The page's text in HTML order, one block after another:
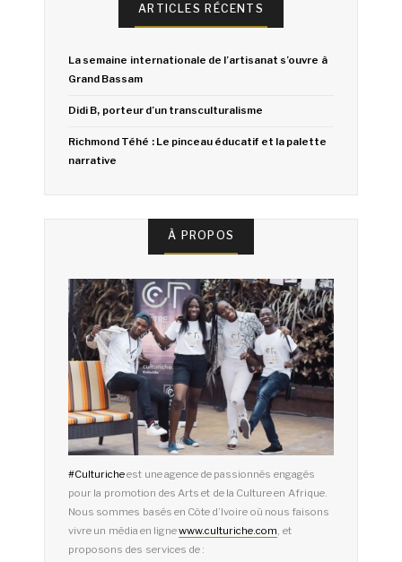
ARTICLES RÉCENTS
La semaine internationale de l’artisanat s’ouvre à
Grand Bassam
Didi B, porteur d’un transculturalisme
Richmond Téhé : Le pinceau éducatif et la palette
narrative
À PROPOS
#Culturicheest une agence de passionnés engagés
pour la promotion des Arts et de la Culture en Afrique.
Nous sommes basés en Côte d’Ivoire où nous faisons
vivre un média en lignewww.culturiche.com, et
proposons des services de :